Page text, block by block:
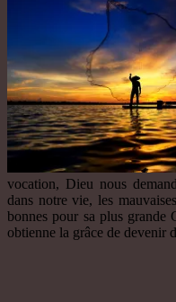
vocation, Dieu nous
dans notre vie, les
bonnes pour sa plus
obtienne la grâce de devenir